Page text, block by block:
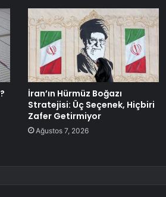
İran’ın Hürmüz Boğazı
Stratejisi: Üç Seçenek, Hiçbiri
Zafer Getirmiyor
Ağustos 7, 2026